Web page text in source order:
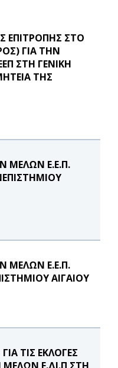
ΕΠΙΤΡΟΠΗΣ ΣΤΟ
ΓΙΑ ΤΗΝ
ΣΤΗ ΓΕΝΙΚΗ
ΤΗΣ
ΜΕΛΩΝ Ε.Ε.Π.
ΜΕΛΩΝ Ε.Ε.Π.
ΑΙΓΑΙΟΥ
ΤΙΣ ΕΚΛΟΓΕΣ